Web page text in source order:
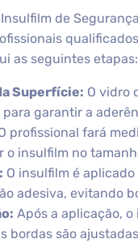
de
as seguintes etapas:
Superfície: O vidro
garantir a
profissional fará
o insulfilm no
O insulfilm é
adesiva, evitando
Após a aplicação,
bordas são